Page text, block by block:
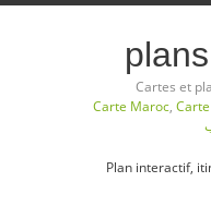
Cartes et
Carte Maroc,
Plan interactif,